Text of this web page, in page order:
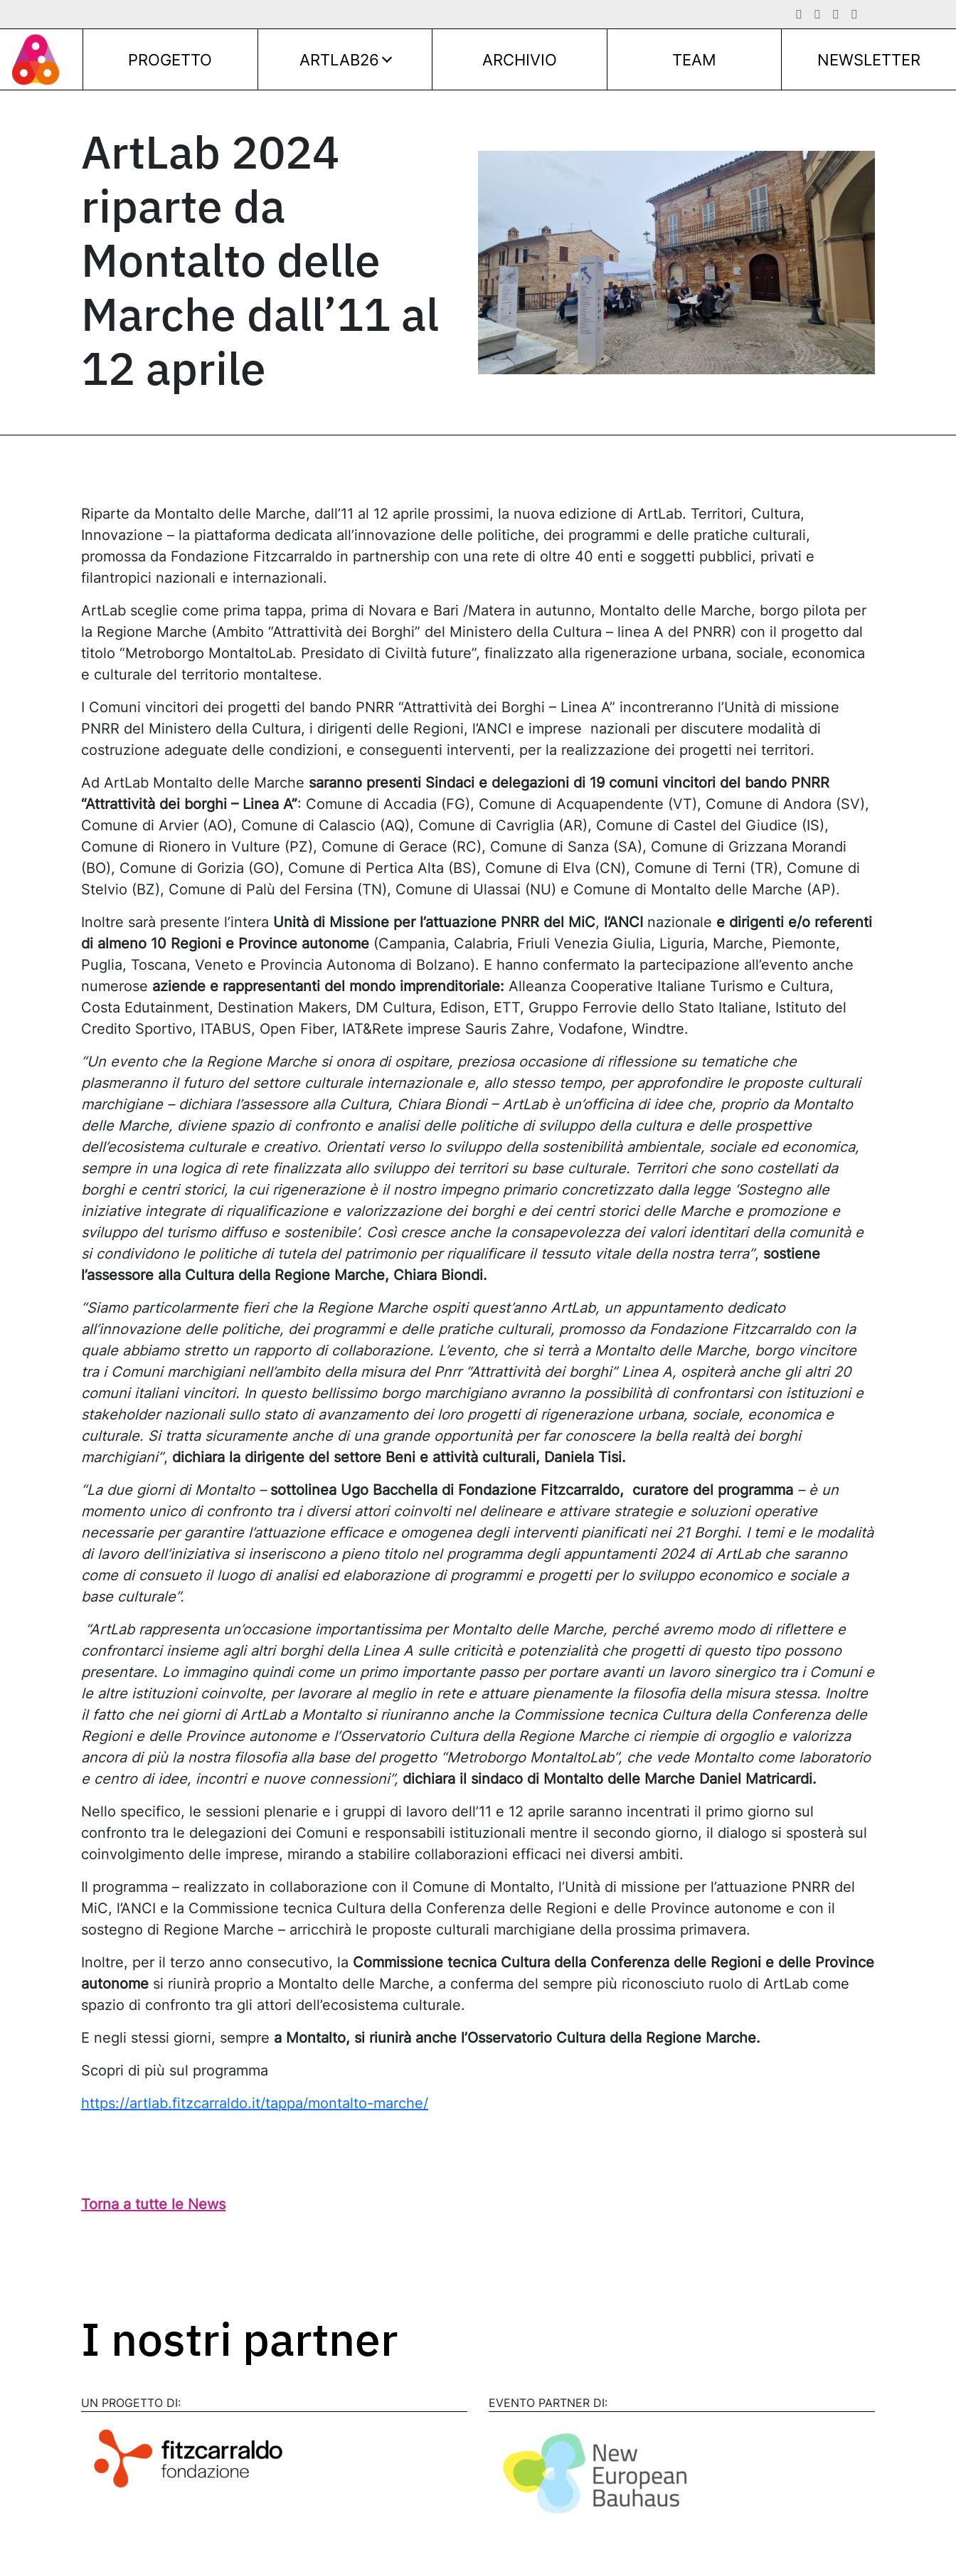
Navigazione principale
Navigazione principale
PROGETTO ARTLAB26 ARCHIVIO TEAM NEWSLETTER
ArtLab 2024
riparte da
Montalto delle
Marche dall’11 al
12 aprile
Riparte da Montalto delle Marche, dall’11 al 12 aprile prossimi, la nuova edizione di ArtLab. Territori, Cultura,
Innovazione – la piattaforma dedicata all’innovazione delle politiche, dei programmi e delle pratiche culturali,
promossa da Fondazione Fitzcarraldo in partnership con una rete di oltre 40 enti e soggetti pubblici, privati e
filantropici nazionali e internazionali.
ArtLab sceglie come prima tappa, prima di Novara e Bari /Matera in autunno, Montalto delle Marche, borgo pilota per
la Regione Marche (Ambito “Attrattività dei Borghi” del Ministero della Cultura – linea A del PNRR) con il progetto dal
titolo “Metroborgo MontaltoLab. Presidato di Civiltà future”, finalizzato alla rigenerazione urbana, sociale, economica
e culturale del territorio montaltese.
I Comuni vincitori dei progetti del bando PNRR “Attrattività dei Borghi – Linea A” incontreranno l’Unità di missione
PNRR del Ministero della Cultura, i dirigenti delle Regioni, l’ANCI e imprese nazionali per discutere modalità di
costruzione adeguate delle condizioni, e conseguenti interventi, per la realizzazione dei progetti nei territori.
Ad ArtLab Montalto delle Marche saranno presenti Sindaci e delegazioni di 19 comuni vincitori del bando PNRR
“Attrattività dei borghi – Linea A”: Comune di Accadia (FG), Comune di Acquapendente (VT), Comune di Andora (SV),
Comune di Arvier (AO), Comune di Calascio (AQ), Comune di Cavriglia (AR), Comune di Castel del Giudice (IS),
Comune di Rionero in Vulture (PZ), Comune di Gerace (RC), Comune di Sanza (SA), Comune di Grizzana Morandi
(BO), Comune di Gorizia (GO), Comune di Pertica Alta (BS), Comune di Elva (CN), Comune di Terni (TR), Comune di
Stelvio (BZ), Comune di Palù del Fersina (TN), Comune di Ulassai (NU) e Comune di Montalto delle Marche (AP).
Inoltre sarà presente l’intera Unità di Missione per l’attuazione PNRR del MiC, l’ANCI nazionale e dirigenti e/o referenti
di almeno 10 Regioni e Province autonome (Campania, Calabria, Friuli Venezia Giulia, Liguria, Marche, Piemonte,
Puglia, Toscana, Veneto e Provincia Autonoma di Bolzano). E hanno confermato la partecipazione all’evento anche
numerose aziende e rappresentanti del mondo imprenditoriale: Alleanza Cooperative Italiane Turismo e Cultura,
Costa Edutainment, Destination Makers, DM Cultura, Edison, ETT, Gruppo Ferrovie dello Stato Italiane, Istituto del
Credito Sportivo, ITABUS, Open Fiber, IAT&Rete imprese Sauris Zahre, Vodafone, Windtre.
“Un evento che la Regione Marche si onora di ospitare, preziosa occasione di riflessione su tematiche che
plasmeranno il futuro del settore culturale internazionale e, allo stesso tempo, per approfondire le proposte culturali
marchigiane – dichiara l’assessore alla Cultura, Chiara Biondi – ArtLab è un’officina di idee che, proprio da Montalto
delle Marche, diviene spazio di confronto e analisi delle politiche di sviluppo della cultura e delle prospettive
dell’ecosistema culturale e creativo. Orientati verso lo sviluppo della sostenibilità ambientale, sociale ed economica,
sempre in una logica di rete finalizzata allo sviluppo dei territori su base culturale. Territori che sono costellati da
borghi e centri storici, la cui rigenerazione è il nostro impegno primario concretizzato dalla legge ‘Sostegno alle
iniziative integrate di riqualificazione e valorizzazione dei borghi e dei centri storici delle Marche e promozione e
sviluppo del turismo diffuso e sostenibile’. Così cresce anche la consapevolezza dei valori identitari della comunità e
si condividono le politiche di tutela del patrimonio per riqualificare il tessuto vitale della nostra terra”, sostiene
l’assessore alla Cultura della Regione Marche, Chiara Biondi.
“Siamo particolarmente fieri che la Regione Marche ospiti quest’anno ArtLab, un appuntamento dedicato
all’innovazione delle politiche, dei programmi e delle pratiche culturali, promosso da Fondazione Fitzcarraldo con la
quale abbiamo stretto un rapporto di collaborazione. L’evento, che si terrà a Montalto delle Marche, borgo vincitore
tra i Comuni marchigiani nell’ambito della misura del Pnrr “Attrattività dei borghi” Linea A, ospiterà anche gli altri 20
comuni italiani vincitori. In questo bellissimo borgo marchigiano avranno la possibilità di confrontarsi con istituzioni e
stakeholder nazionali sullo stato di avanzamento dei loro progetti di rigenerazione urbana, sociale, economica e
culturale. Si tratta sicuramente anche di una grande opportunità per far conoscere la bella realtà dei borghi
marchigiani”, dichiara la dirigente del settore Beni e attività culturali, Daniela Tisi.
“La due giorni di Montalto – sottolinea Ugo Bacchella di Fondazione Fitzcarraldo, curatore del programma – è un
momento unico di confronto tra i diversi attori coinvolti nel delineare e attivare strategie e soluzioni operative
necessarie per garantire l’attuazione efficace e omogenea degli interventi pianificati nei 21 Borghi. I temi e le modalità
di lavoro dell’iniziativa si inseriscono a pieno titolo nel programma degli appuntamenti 2024 di ArtLab che saranno
come di consueto il luogo di analisi ed elaborazione di programmi e progetti per lo sviluppo economico e sociale a
base culturale”.
“ArtLab rappresenta un’occasione importantissima per Montalto delle Marche, perché avremo modo di riflettere e
confrontarci insieme agli altri borghi della Linea A sulle criticità e potenzialità che progetti di questo tipo possono
presentare. Lo immagino quindi come un primo importante passo per portare avanti un lavoro sinergico tra i Comuni e
le altre istituzioni coinvolte, per lavorare al meglio in rete e attuare pienamente la filosofia della misura stessa. Inoltre
il fatto che nei giorni di ArtLab a Montalto si riuniranno anche la Commissione tecnica Cultura della Conferenza delle
Regioni e delle Province autonome e l’Osservatorio Cultura della Regione Marche ci riempie di orgoglio e valorizza
ancora di più la nostra filosofia alla base del progetto “Metroborgo MontaltoLab”, che vede Montalto come laboratorio
e centro di idee, incontri e nuove connessioni”, dichiara il sindaco di Montalto delle Marche Daniel Matricardi.
Nello specifico, le sessioni plenarie e i gruppi di lavoro dell’11 e 12 aprile saranno incentrati il primo giorno sul
confronto tra le delegazioni dei Comuni e responsabili istituzionali mentre il secondo giorno, il dialogo si sposterà sul
coinvolgimento delle imprese, mirando a stabilire collaborazioni efficaci nei diversi ambiti.
Il programma – realizzato in collaborazione con il Comune di Montalto, l’Unità di missione per l’attuazione PNRR del
MiC, l’ANCI e la Commissione tecnica Cultura della Conferenza delle Regioni e delle Province autonome e con il
sostegno di Regione Marche – arricchirà le proposte culturali marchigiane della prossima primavera.
Inoltre, per il terzo anno consecutivo, la Commissione tecnica Cultura della Conferenza delle Regioni e delle Province
autonome si riunirà proprio a Montalto delle Marche, a conferma del sempre più riconosciuto ruolo di ArtLab come
spazio di confronto tra gli attori dell’ecosistema culturale.
E negli stessi giorni, sempre a Montalto, si riunirà anche l’Osservatorio Cultura della Regione Marche.
Scopri di più sul programma
https://artlab.fitzcarraldo.it/tappa/montalto-marche/
Torna a tutte le News
I nostri partner
UN PROGETTO DI: EVENTO PARTNER DI: